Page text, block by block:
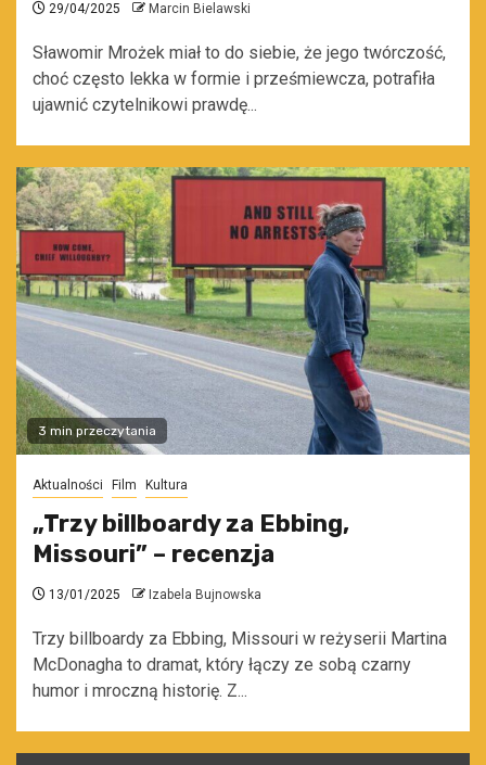
29/04/2025 Marcin Bielawski
Sławomir Mrożek miał to do siebie, że jego twórczość,
choć często lekka w formie i prześmiewcza, potrafiła
ujawnić czytelnikowi prawdę...
3 min przeczytania
Aktualności Film Kultura
„Trzy billboardy za Ebbing,
Missouri” – recenzja
13/01/2025 Izabela Bujnowska
Trzy billboardy za Ebbing, Missouri w reżyserii Martina
McDonagha to dramat, który łączy ze sobą czarny
humor i mroczną historię. Z...